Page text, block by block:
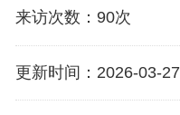
来访次数 ： 90次
更新时间 ：2026-03-27